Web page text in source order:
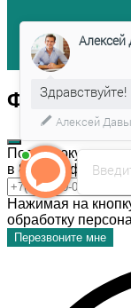
Форма
После покупки
в 80% на форму
Нажимая на
обработку
Перезвоните мне
Здравствуйте!
Алексей